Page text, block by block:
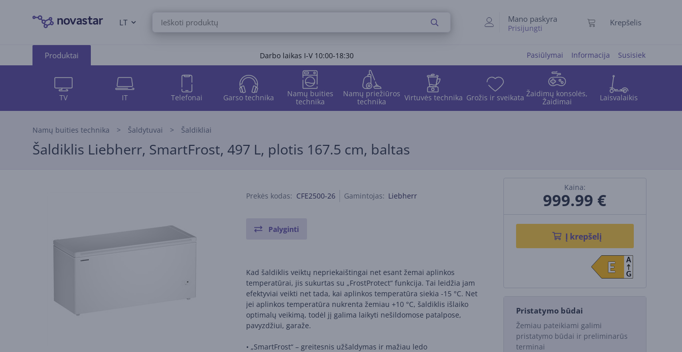
LT Mano paskyra
Prisijungti
Krepšelis
Produktai Darbo laikas I-V 10:00-18:30 Pasiūlymai Informacija Susisiek
TV IT Telefonai Garso technika
Namų buities
technika
Namų priežiūros
technika
Virtuvės technika Grožis ir sveikata Žaidimų konsolės,
Žaidimai
Laisvalaikis
Namų buities technika Šaldytuvai Šaldikliai
Šaldiklis Liebherr, SmartFrost, 497 L, plotis 167.5 cm, baltas
Prekės kodas: CFE2500-26 Gamintojas: Liebherr
Palyginti
Kad šaldiklis veiktų nepriekaištingai net esant žemai aplinkos
temperatūrai, jis sukurtas su „FrostProtect“ funkcija. Tai leidžia jam
efektyviai veikti net tada, kai aplinkos temperatūra siekia -15 °C. Net
jei aplinkos temperatūra nukrenta žemiau +10 °C, šaldiklis išlaiko
optimalų veikimą, todėl jį galima laikyti nešildomose patalpose,
pavyzdžiui, garaže.
• „SmartFrost“ – greitesnis užšaldymas ir mažiau ledo
Kaina:
999.99 €
Į krepšelį
E
E A
G
Pristatymo būdai
Žemiau pateikiami galimi
pristatymo būdai ir preliminarūs
terminai